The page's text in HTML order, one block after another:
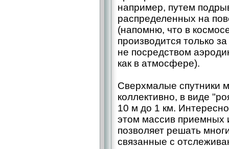
например, путем
распределенных на
(напомню, что в
производится только
не посредством
как в атмосфере).
Сверхмалые спутники
коллективно, в виде
10 м до 1 км.
этом массив приемных
позволяет решать
связанные с